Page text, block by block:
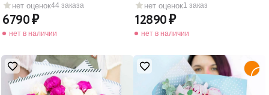
нет оценок44 заказа
6790
нет в наличии
нет оценок1 заказ
12890
нет в наличии